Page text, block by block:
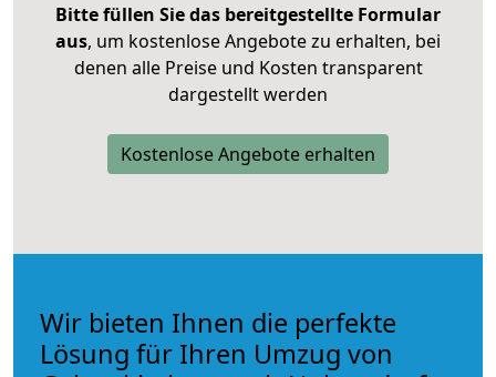
Bitte füllen Sie das bereitgestellte Formular
aus, um kostenlose Angebote zu erhalten, bei
denen alle Preise und Kosten transparent
dargestellt werden
Kostenlose Angebote erhalten
Wir bieten Ihnen die perfekte
Lösung für Ihren Umzug von